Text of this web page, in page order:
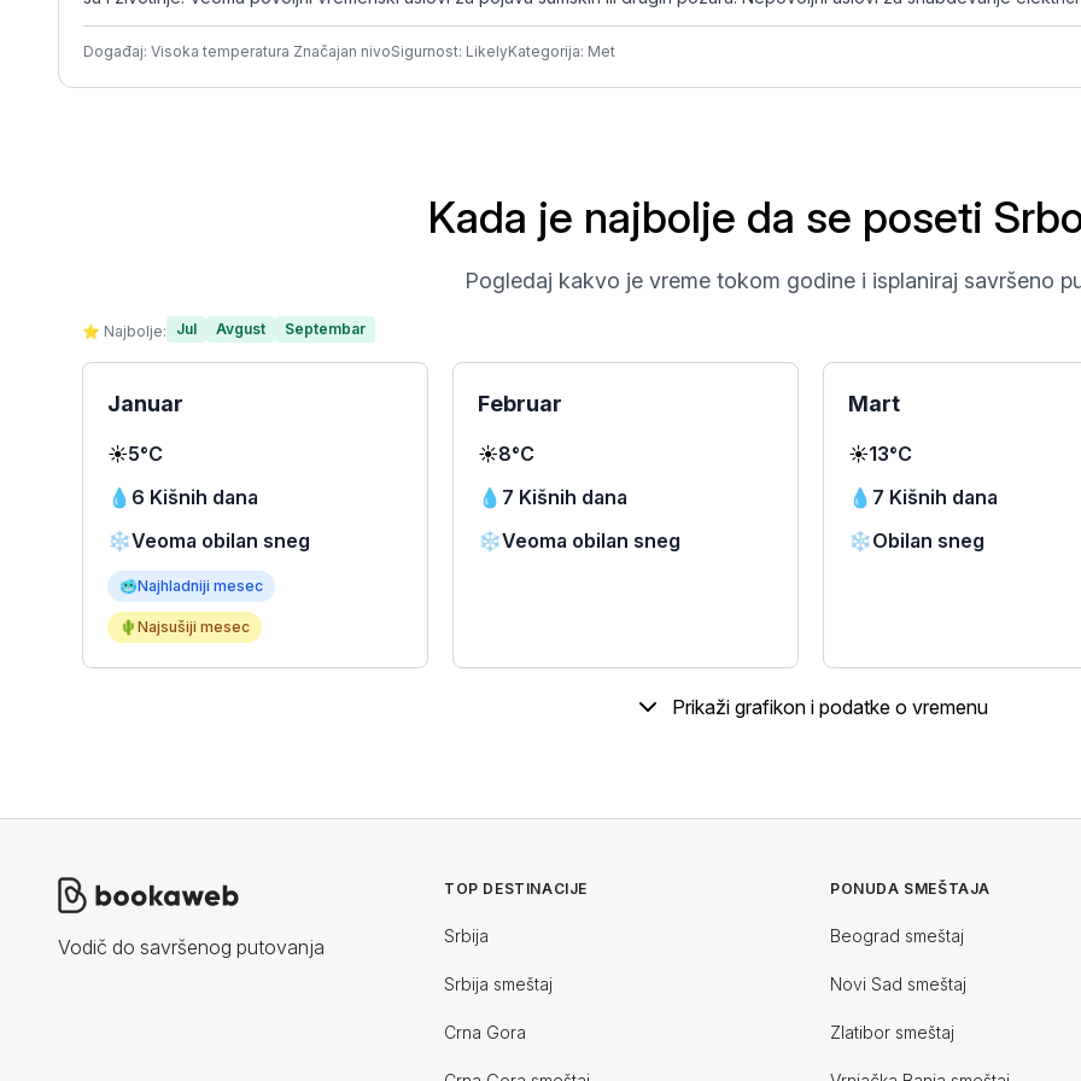
Događaj: Visoka temperatura Značajan nivoSigurnost: LikelyKategorija: Met
Kada je najbolje da se poseti
Pogledaj kakvo je vreme tokom godine i isplaniraj savršeno
⭐ Najbolje: Jul Avgust Septembar
Januar
☀️5°C
💧 6 Kišnih dana
❄️Veoma obilan sneg
🥶Najhladniji mesec
🌵Najsušiji mesec
Februar
☀️8°C
💧 7 Kišnih dana
❄️Veoma obilan sneg
Mart
☀️13°C
💧 7 Kišnih dana
❄️Obilan sneg
Prikaži grafikon i podatke o vremenu
Vodič do savršenog putovanja
TOP DESTINACIJE
Srbija
Srbija smeštaj
Crna Gora
PONUDA SMEŠTAJA
Beograd smeštaj
Novi Sad smeštaj
Zlatibor smeštaj